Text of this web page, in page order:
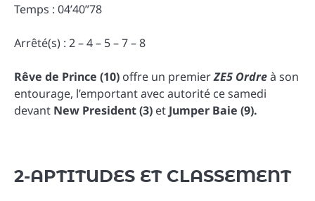
Temps : 04’40”78
Arrêté(s) : 2 – 4 – 5 – 7 – 8
Rêve de Prince (10) offre un premierZE5 Ordreà son
entourage, l’emportant avec autorité ce samedi
devant New President (3) et Jumper Baie (9).
2-APTITUDES ET CLASSEMENT